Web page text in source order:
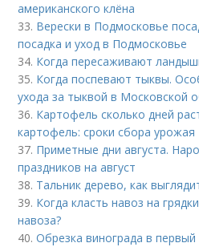
американского клёна
33. Верески в Подмосковье
посадка и уход в Подмосковье
34. Когда пересаживают
35. Когда поспевают тыквы.
ухода за тыквой в Московской
36. Картофель сколько дней
картофель: сроки сбора урожая
37. Приметные дни августа.
праздников на август
38. Тальник дерево, как
39. Когда класть навоз на
навоза?
40.Обрезка винограда в